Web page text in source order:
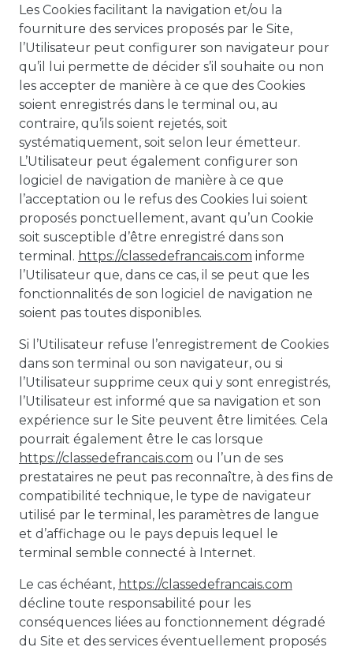
Les Cookies facilitant la navigation et/ou la
fourniture des services proposés par le Site,
l’Utilisateur peut configurer son navigateur pour
qu’il lui permette de décider s’il souhaite ou non
les accepter de manière à ce que des Cookies
soient enregistrés dans le terminal ou, au
contraire, qu’ils soient rejetés, soit
systématiquement, soit selon leur émetteur.
L’Utilisateur peut également configurer son
logiciel de navigation de manière à ce que
l’acceptation ou le refus des Cookies lui soient
proposés ponctuellement, avant qu’un Cookie
soit susceptible d’être enregistré dans son
terminal. https://classedefrancais.com informe
l’Utilisateur que, dans ce cas, il se peut que les
fonctionnalités de son logiciel de navigation ne
soient pas toutes disponibles.
Si l’Utilisateur refuse l’enregistrement de Cookies
dans son terminal ou son navigateur, ou si
l’Utilisateur supprime ceux qui y sont enregistrés,
l’Utilisateur est informé que sa navigation et son
expérience sur le Site peuvent être limitées. Cela
pourrait également être le cas lorsque
https://classedefrancais.com ou l’un de ses
prestataires ne peut pas reconnaître, à des fins de
compatibilité technique, le type de navigateur
utilisé par le terminal, les paramètres de langue
et d’affichage ou le pays depuis lequel le
terminal semble connecté à Internet.
Le cas échéant, https://classedefrancais.com
décline toute responsabilité pour les
conséquences liées au fonctionnement dégradé
du Site et des services éventuellement proposés